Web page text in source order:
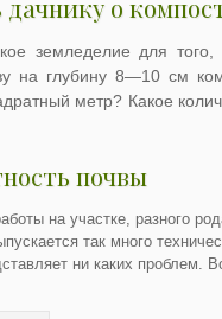
о
земледелие для того,
на глубину 8—10 см
метр? Какое
почвы
на участке, разного
так много
ни каких проблем.